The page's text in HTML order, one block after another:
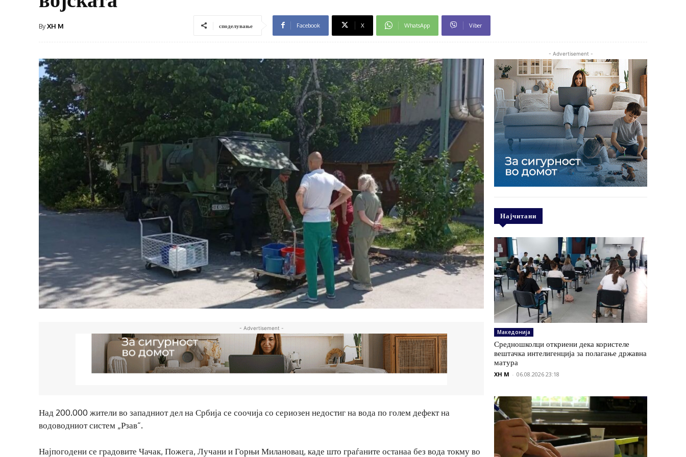
ByXH M споделување Facebook X WhatsApp Viber
- Advertisement -
Над 200.000 жители во западниот дел на Србија се соочија со сериозен недостиг на вода по голем дефект на
водоводниот систем „Рзав“.
Најпогодени се градовите Чачак, Пожега, Лучани и Горњи Милановац, каде што граѓаните останаа без вода токму во
- Advertisement -
Најчитани
Македонија
Средношколци откриени дека користеле
вештачка интелигенција за полагање државна
матура
XH M - 06.08.2026 23:18